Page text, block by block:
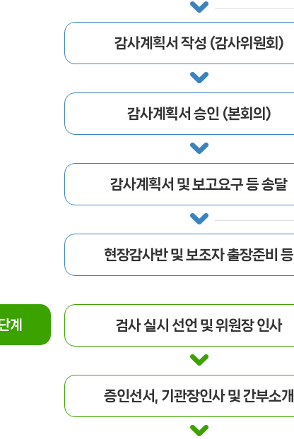
감사계획서 작성 (감사위원회)
감사계획서 승인 (본회의)
감사계획서 및 보고요구 등 송달
현장감사반 및 보조자 출장준비 등
계 검사 실시 선언 및 위원장 인사
증인선서, 기관장인사 및 간부소개